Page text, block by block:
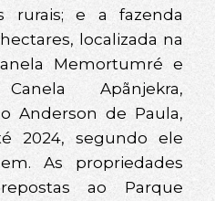
rurais; e a fazenda
localizada na
Memortumré e
Apãnjekra,
Anderson de Paula,
2024, segundo ele
As propriedades
ao Parque